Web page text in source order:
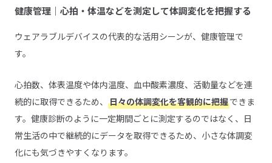
健康管理｜心拍・体温などを測定して体調変化を把握する
ウェアラブルデバイスの代表的な活用シーンが、健康管理で
す。
心拍数、体表温度や体内温度、血中酸素濃度、活動量などを連
続的に取得できるため、 日々の体調変化を客観的に把握できま
す。健康診断のように一定期間ごとに測定するのではなく、日
常生活の中で継続的にデータを取得できるため、小さな体調変
化にも気づきやすくなります。